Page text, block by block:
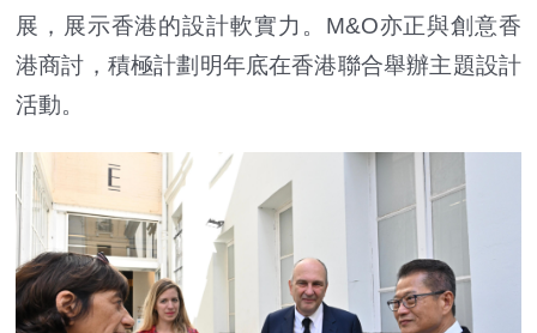
展，展示香港的設計軟實力。M&O亦正與創意香
港商討，積極計劃明年底在香港聯合舉辦主題設計
活動。